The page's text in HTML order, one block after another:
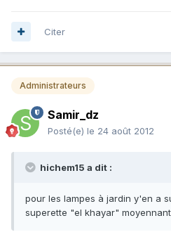
Citer
Administrateurs
Samir_dz
Posté(e) le 24 août 2012
hichem15 a dit :
pour les lampes à jardin y'en a
superette "el khayar"